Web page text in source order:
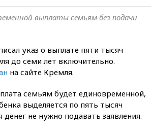
выплаты семьям без подачи
указ о выплате пяти тысяч
до семи лет включительно.
на сайте Кремля.
семьям будет единовременной,
выделяется по пять тысяч
денег не нужно подавать заявления.